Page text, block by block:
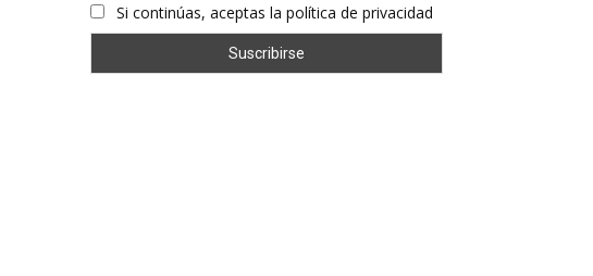
Si continúas, aceptas la política de privacidad